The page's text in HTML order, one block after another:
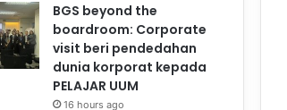
BGS beyond the
boardroom: Corporate
visit beri pendedahan
dunia korporat kepada
PELAJAR UUM
16 hours ago